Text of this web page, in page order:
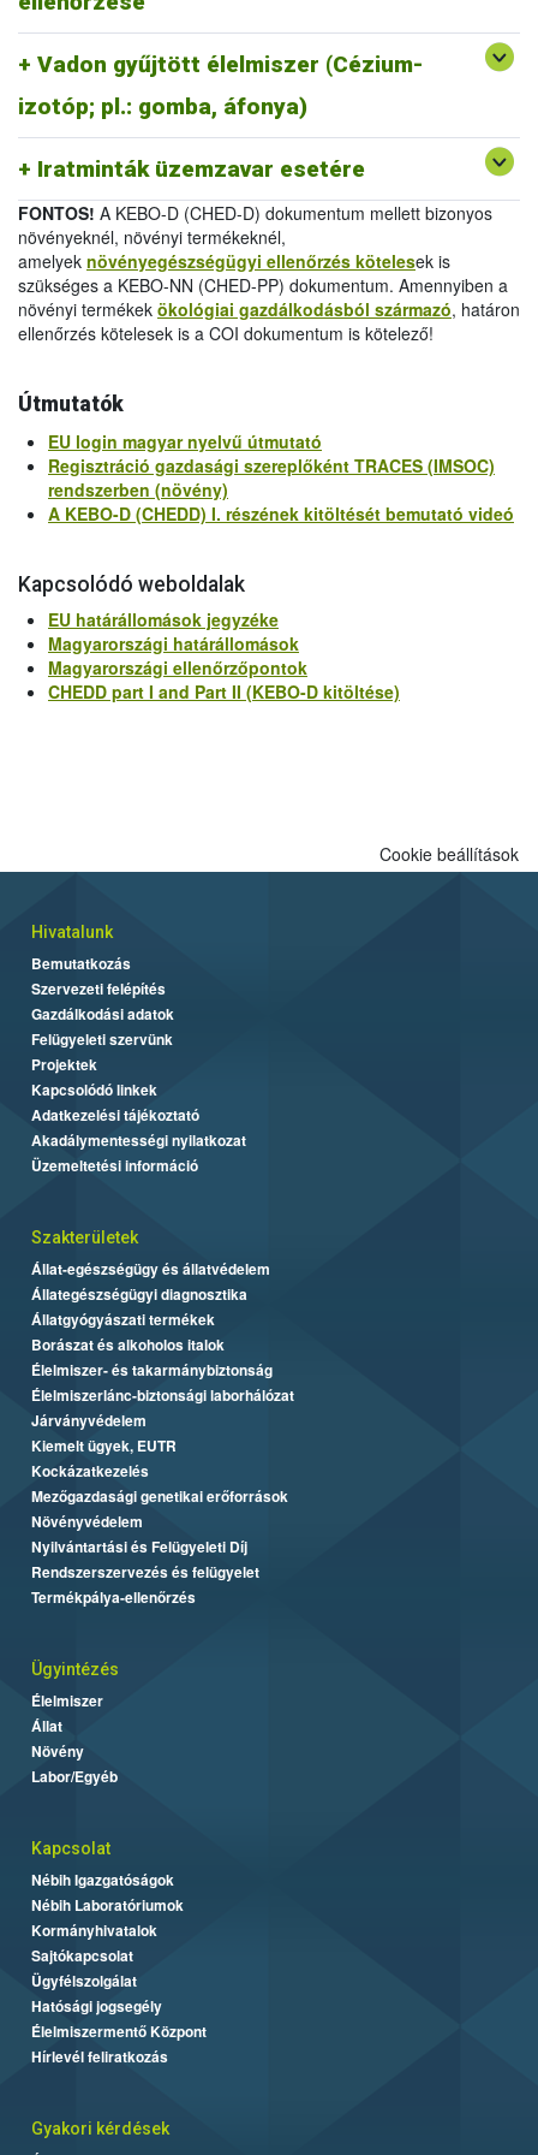
Vadon gyűjtött élelmiszer (Cézium-
izotóp; pl.: gomba, áfonya)
Iratminták üzemzavar esetére
melléklet/
IV.
-Egészségügyi bizonyítvány 2011/884/EU III.
- Vizsgálati jelentés 2011/884/EU IV.
melléklet/Analytical Report 2011/884/EU Annex IV
FONTOS! A KEBO-D (CHED-D) dokumentum mellett bizonyos
növényeknél, növényi termékeknél,
amelyek növényegészségügyi ellenőrzés kötelesek is
szükséges a KEBO-NN (CHED-PP) dokumentum. Amennyiben a
növényi termékek ökológiai gazdálkodásból származó, határon
ellenőrzés kötelesek is a COI dokumentum is kötelező!
Útmutatók
EU login magyar nyelvű útmutató
Regisztráció gazdasági szereplőként TRACES (IMSOC)
rendszerben (növény)
A KEBO-D (CHEDD) I. részének kitöltését bemutató videó
Kapcsolódó weboldalak
EU határállomások jegyzéke
Magyarországi határállomások
Magyarországi ellenőrzőpontok
CHEDD part I and Part II (KEBO-D kitöltése)
Cookie beállítások
Hivatalunk
Bemutatkozás
Szervezeti felépítés
Gazdálkodási adatok
Felügyeleti szervünk
Projektek
Kapcsolódó linkek
Adatkezelési tájékoztató
Akadálymentességi nyilatkozat
Üzemeltetési információ
Szakterületek
Állat-egészségügy és állatvédelem
Állategészségügyi diagnosztika
Állatgyógyászati termékek
Borászat és alkoholos italok
Élelmiszer- és takarmánybiztonság
Élelmiszerlánc-biztonsági laborhálózat
Járványvédelem
Kiemelt ügyek, EUTR
Kockázatkezelés
Mezőgazdasági genetikai erőforrások
Növényvédelem
Nyilvántartási és Felügyeleti Díj
Rendszerszervezés és felügyelet
Termékpálya-ellenőrzés
Ügyintézés
Élelmiszer
Állat
Növény
Labor/Egyéb
Kapcsolat
Nébih Igazgatóságok
Nébih Laboratóriumok
Kormányhivatalok
Sajtókapcsolat
Ügyfélszolgálat
Hatósági jogsegély
Élelmiszermentő Központ
Hírlevél feliratkozás
Gyakori kérdések